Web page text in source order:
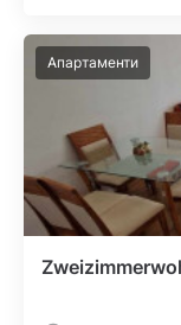
Апартаменти